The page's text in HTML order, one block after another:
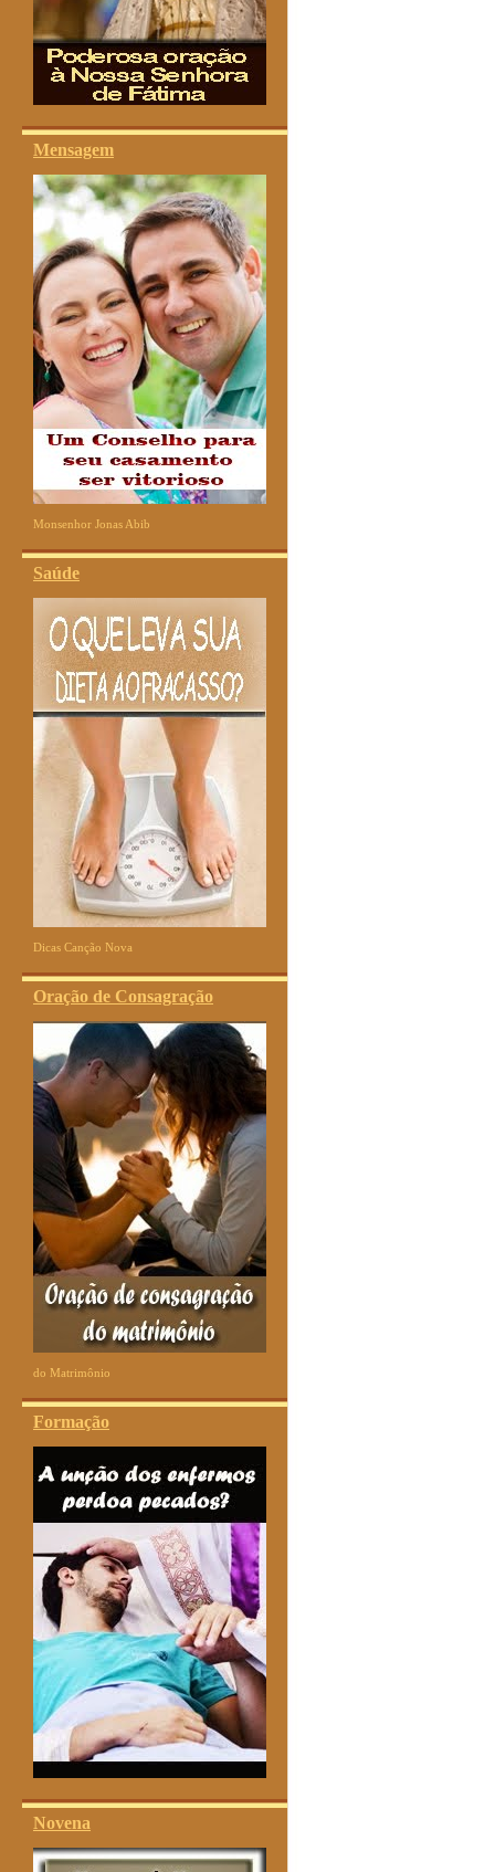
Mensagem
Monsenhor Jonas Abib
Saúde
Dicas Canção Nova
Oração de Consagração
do Matrimônio
Formação
Novena